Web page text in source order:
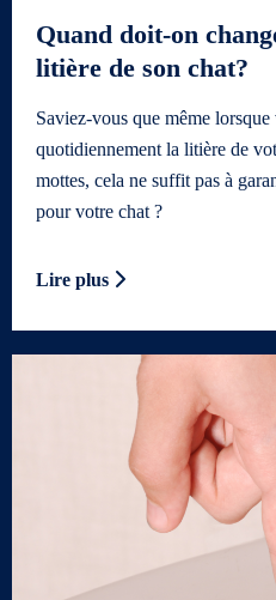
Quand doit-on
litière de son chat?
Saviez-vous que même
quotidiennement la litière de
mottes, cela ne suffit pas à
pour votre chat ?
Lire plus